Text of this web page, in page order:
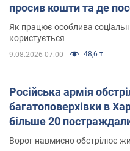
просив кошти та де
Як працює особлива
користується
9.08.2026 07:00 48,6 т.
Російська армія
багатоповерхівки в
більше 20
Ворог навмисно обстрілює